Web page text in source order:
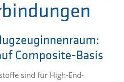
Composite-Basis
sind für High-End-